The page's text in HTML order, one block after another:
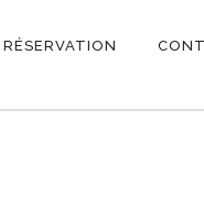
RÉSERVATION